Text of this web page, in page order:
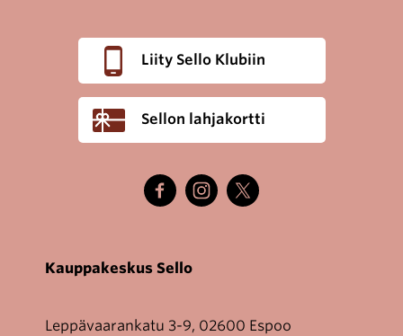
Liity Sello Klubiin
Sellon lahjakortti
Kauppakeskus Sello
Leppävaarankatu 3-9, 02600 Espoo